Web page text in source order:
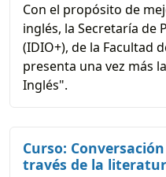
Con el propósito de
inglés, la Secretaría de
(IDIO+), de la Facultad
presenta una vez más
Inglés".
Curso:
través de la